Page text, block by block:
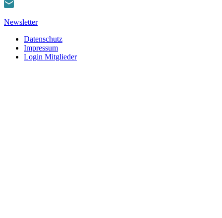
Newsletter
Datenschutz
Impressum
Login Mitglieder